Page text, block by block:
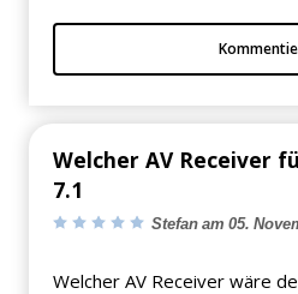
Welcher AV Receiver
7.1
Stefan am 05.
Welcher AV Receiver wäre